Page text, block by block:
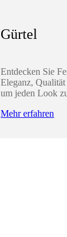
Gürtel
Entdecken Sie
Eleganz,
um jeden Look
Mehr erfahren